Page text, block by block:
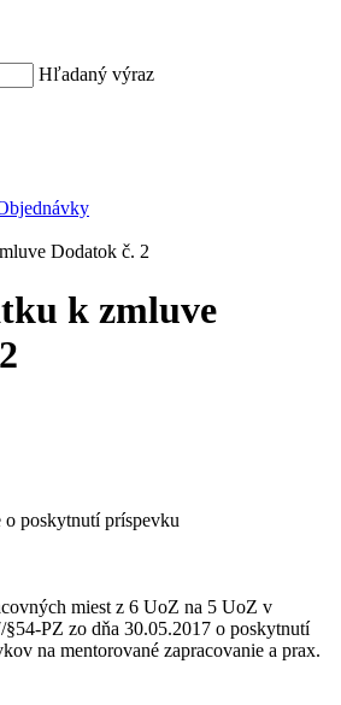
Hľadaný výraz
Dodatok č. 2
k zmluve
poskytnutí príspevku
miest z 6 UoZ na 5 UoZ v
§54-PZ zo dňa 30.05.2017 o poskytnutí
na mentorované zapracovanie a prax.